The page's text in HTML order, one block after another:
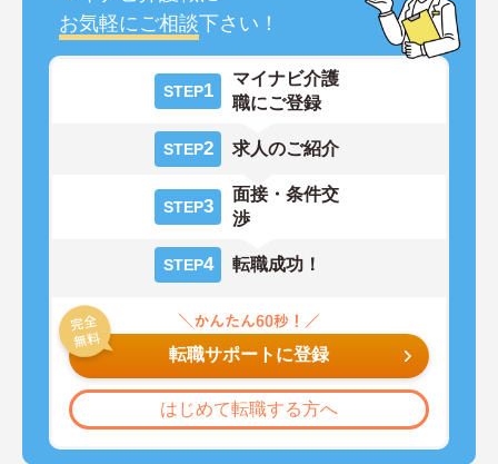
お気軽にご相談下さい！
STEP1
マイナビ介護
職にご登録
STEP2 求人のご紹介
STEP3
面接・条件交
渉
STEP4 転職成功！
転職サポートに登録
はじめて転職する方へ